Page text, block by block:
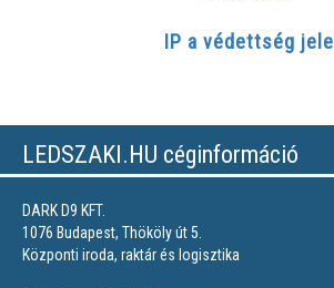
IP a védettség jele
LEDSZAKI.HU céginformáció
DARK D9 KFT.
1076 Budapest, Thököly út 5.
Központi iroda, raktár és logisztika